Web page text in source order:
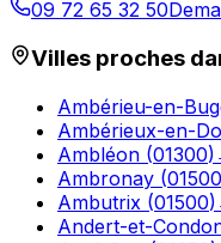
09 72 65 32 50
Villes proches
Ambérieu-en-
Ambérieux-en-
Ambléon (01300)
Ambronay (01500
Ambutrix (01500)
Andert-et-